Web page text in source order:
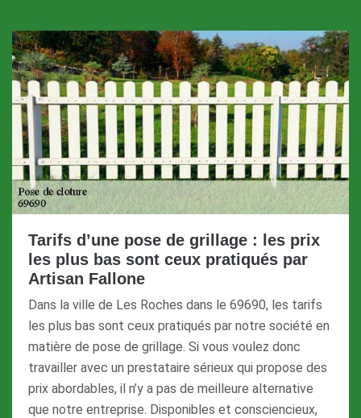
Tarifs d’une pose de grillage : les prix
les plus bas sont ceux pratiqués par
Artisan Fallone
Dans la ville de Les Roches dans le 69690, les tarifs
les plus bas sont ceux pratiqués par notre société en
matière de pose de grillage. Si vous voulez donc
travailler avec un prestataire sérieux qui propose des
prix abordables, il n’y a pas de meilleure alternative
que notre entreprise. Disponibles et consciencieux,